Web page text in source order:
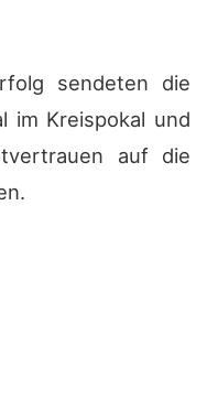
sendeten die
im Kreispokal und
auf die